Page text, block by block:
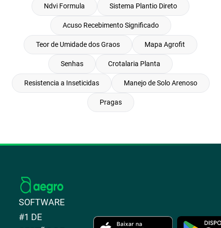
Ndvi Formula Sistema Plantio Direto
Acuso Recebimento Significado
Teor de Umidade dos Graos Mapa Agrofit
Senhas Crotalaria Planta
Resistencia a Inseticidas Manejo de Solo Arenoso
Pragas
SOFTWARE
#1 DE